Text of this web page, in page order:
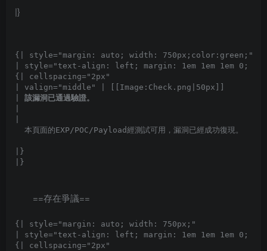
|}
{| style="margin: auto; width: 750px;color:green;"
| style="text-align: left; margin: 1em 1em 1em 0;
{| cellspacing="2px"
| valign="middle" | [[Image:Check.png|50px]]
該漏洞已通過驗證。
本頁面的EXP/POC/Payload經測試可用，漏洞已經成功復現。
|}
==存在爭議==
{| style="margin: auto; width: 750px;"
| style="text-align: left; margin: 1em 1em 1em 0;
{| cellspacing="2px"